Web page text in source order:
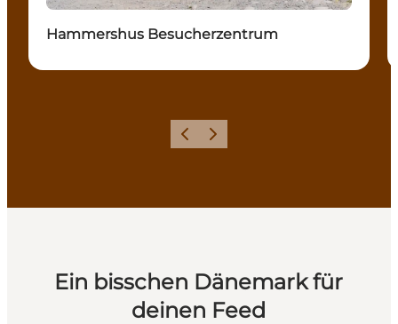
Hammershus Besucherzentrum
ZurückWeiter
Ein bisschen Dänemark für
deinen Feed